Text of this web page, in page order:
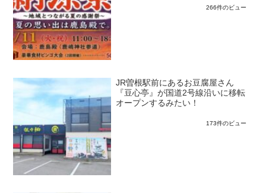
266件のビュー
JR曽根駅前にあるお豆腐屋さん
『豆心亭』が国道2号線沿いに移転
オープンするみたい！
173件のビュー